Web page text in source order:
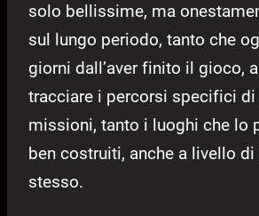
solo bellissime, ma
sul lungo periodo, tanto che
giorni dall’aver finito il gioco,
tracciare i percorsi specifici di
missioni, tanto i luoghi che lo
ben costruiti, anche a livello
stesso.